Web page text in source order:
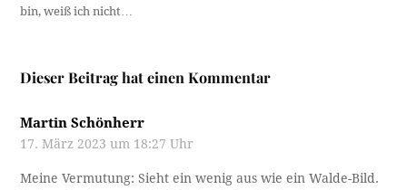
bin, weiß ich nicht…
Dieser Beitrag hat einen Kommentar
Martin Schönherr
17. März 2023 um 18:27 Uhr
Meine Vermutung: Sieht ein wenig aus wie ein Walde-Bild.